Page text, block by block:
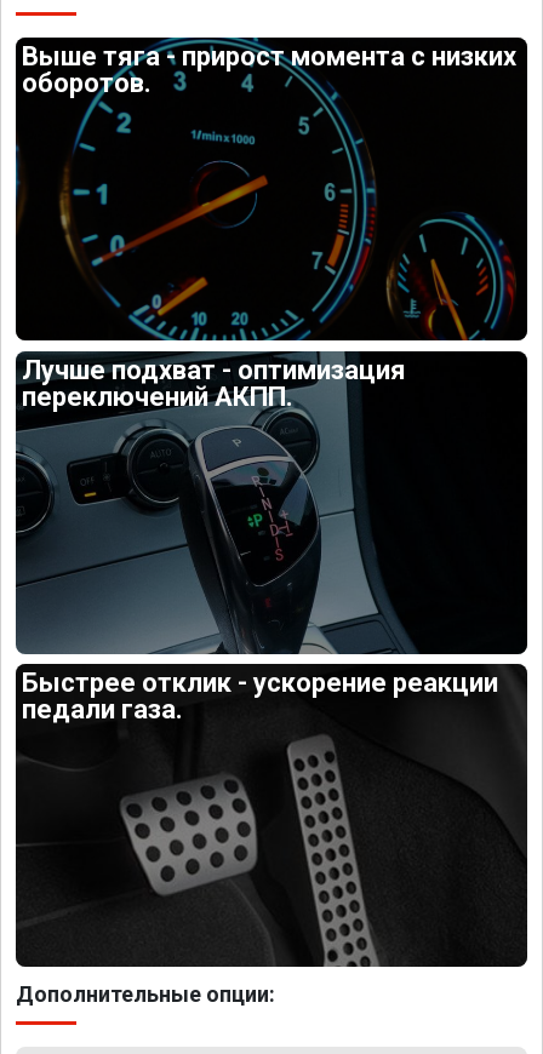
Выше тяга - прирост момента с низких
оборотов.
Лучше подхват - оптимизация
переключений АКПП.
Быстрее отклик - ускорение реакции
педали газа.
Дополнительные опции: